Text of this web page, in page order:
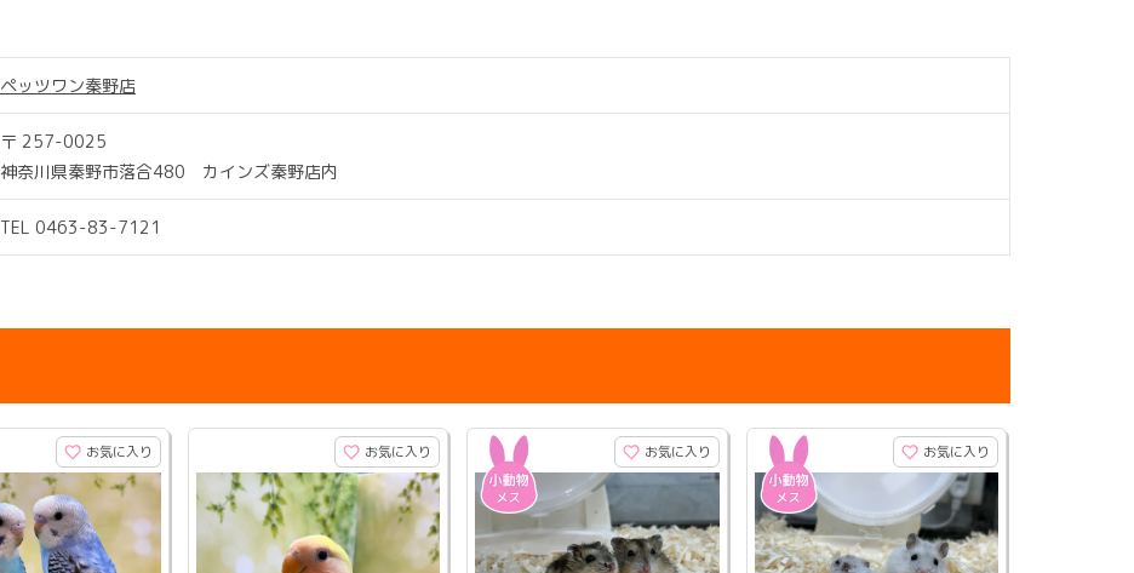
ペッツワン秦野店
〒 257-0025
神奈川県秦野市落合480 カインズ秦野店内
TEL 0463-83-7121
お気に入り お気に入り お気に入り お気に入り